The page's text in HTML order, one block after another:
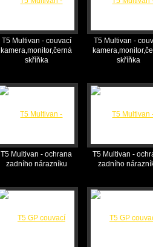
T5 Multivan - couvací
kamera,monitor,černá
skříňka
T5 Multivan -
skříňka
T5 Multivan - ochrana
zadního nárazníku
T5 Multivan -
zadního